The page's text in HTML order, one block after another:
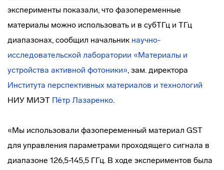
эксперименты показали, что фазопеременные
материалы можно использовать и в субТГц и ТГц
диапазонах, сообщил начальник научно-
исследовательской лаборатории «Материалы и
устройства активной фотоники», зам. директора
Института перспективных материалов и технологий
НИУ МИЭТ Пётр Лазаренко.
«Мы использовали фазопеременный материал GST
для управления параметрами проходящего сигнала в
диапазоне 126,5-145,5 ГГц. В ходе экспериментов была